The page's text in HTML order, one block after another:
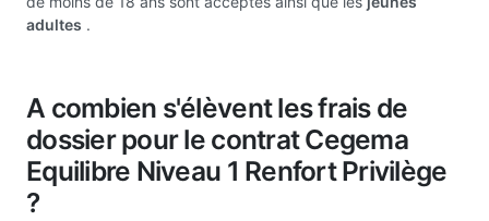
adultes .
A combien s'élèvent les frais de
dossier pour le contrat Cegema
Equilibre Niveau 1 Renfort Privilège
?